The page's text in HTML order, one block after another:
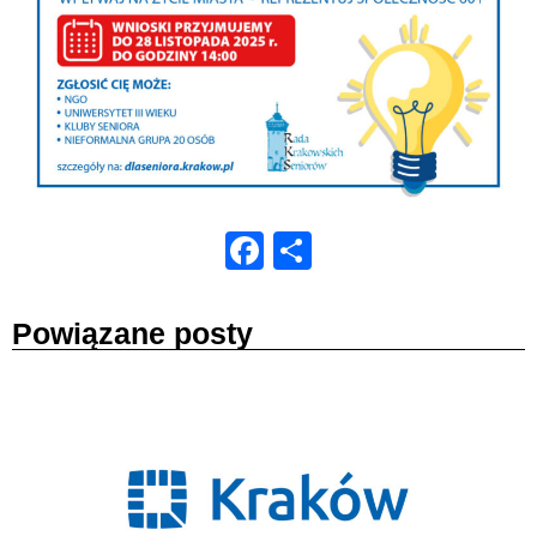
Facebook
Powiązane posty